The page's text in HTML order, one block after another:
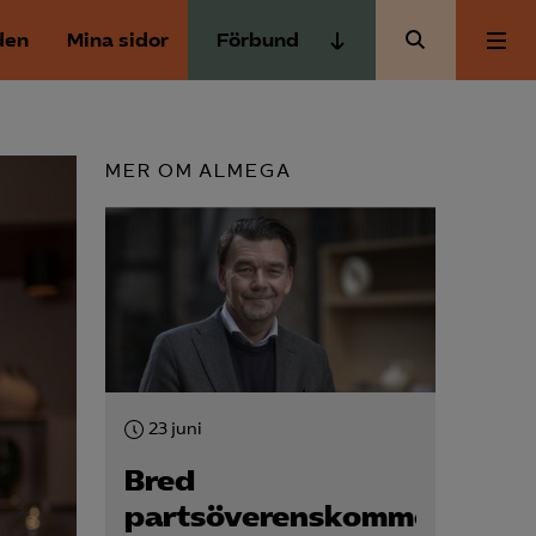
Mina sidor Förbund
Almega Utbildning
Innovations­företagen
Kompetens­företagen
Medie­företagen
Säkerhets­företagen
Aktuellt
Medlemskapet
Mina sidor
MER OM ALMEGA
23 juni
Bred
partsöverenskommelse